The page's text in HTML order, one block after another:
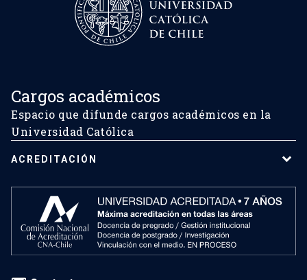
Cargos académicos
Espacio que difunde cargos académicos en la
Universidad Católica
ACREDITACIÓN